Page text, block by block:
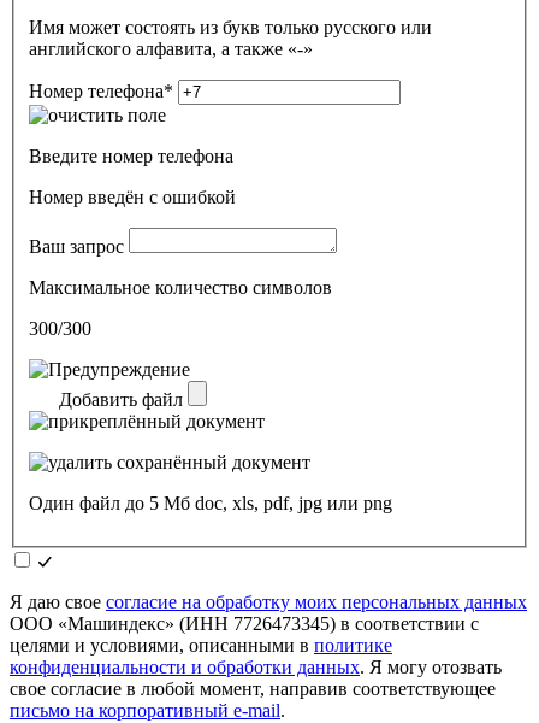
Имя может состоять из букв только русского или
английского алфавита, а также «-»
Номер телефона*
Введите номер телефона
Номер введён c ошибкой
Ваш запрос
Максимальное количество символов
300/300
Добавить файл
Один файл до 5 Мб doc, xls, pdf, jpg или png
Я даю свое согласие на обработку моих персональных данных
ООО «Машиндекс» (ИНН 7726473345) в соответствии с
целями и условиями, описанными в политике
конфиденциальности и обработки данных. Я могу отозвать
свое согласие в любой момент, направив соответствующее
письмо на корпоративный e-mail.